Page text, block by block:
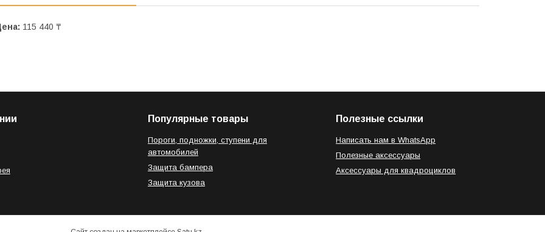
115 440 ₸
Популярные товары
Пороги, подножки, ступени для
автомобилей
Защита бампера
Защита кузова
Полезные ссылки
Написать нам в WhatsApp
Полезные аксессуары
Аксессуары для квадроциклов